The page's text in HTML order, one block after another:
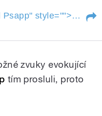
Psapp
Psapp" style="">
zvuky evokující
tím prosluli, proto